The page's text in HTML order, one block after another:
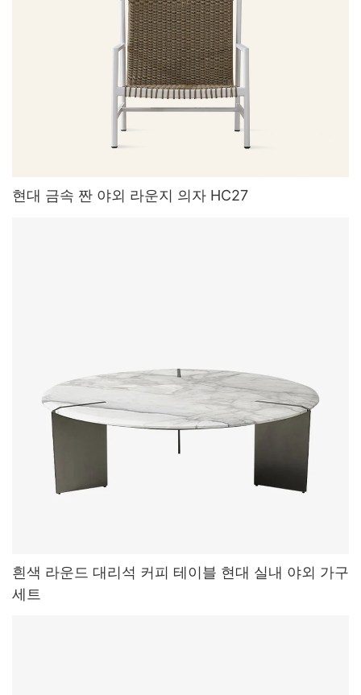
현대 금속 짠 야외 라운지 의자 HC27
흰색 라운드 대리석 커피 테이블 현대 실내 야외 가구
세트